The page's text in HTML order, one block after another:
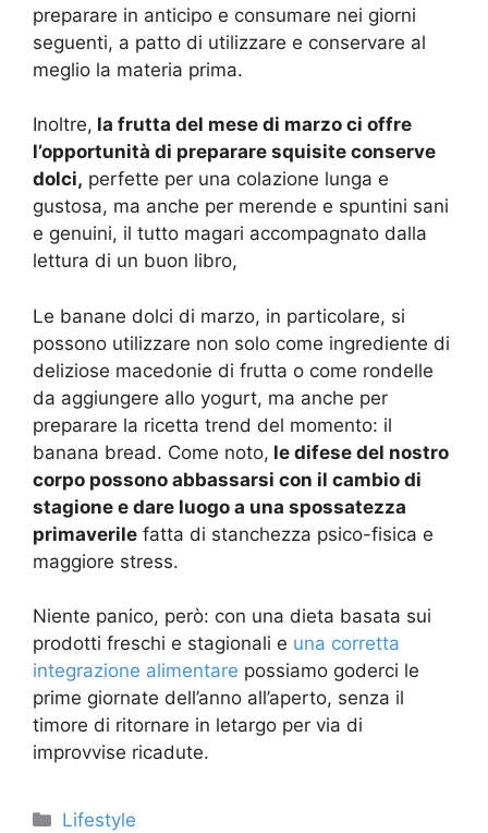
preparare in anticipo e consumare nei giorni
seguenti, a patto di utilizzare e conservare al
meglio la materia prima.
Inoltre, la frutta del mese di marzo ci offre
l’opportunità di preparare squisite conserve
dolci, perfette per una colazione lunga e
gustosa, ma anche per merende e spuntini sani
e genuini, il tutto magari accompagnato dalla
lettura di un buon libro,
Le banane dolci di marzo, in particolare, si
possono utilizzare non solo come ingrediente di
deliziose macedonie di frutta o come rondelle
da aggiungere allo yogurt, ma anche per
preparare la ricetta trend del momento: il
banana bread. Come noto, le difese del nostro
corpo possono abbassarsi con il cambio di
stagione e dare luogo a una spossatezza
primaverile fatta di stanchezza psico-fisica e
maggiore stress.
Niente panico, però: con una dieta basata sui
prodotti freschi e stagionali e una corretta
integrazione alimentare possiamo goderci le
prime giornate dell’anno all’aperto, senza il
timore di ritornare in letargo per via di
improvvise ricadute.
Categorie
Lifestyle